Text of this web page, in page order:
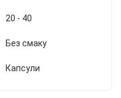
20 - 40
Без смаку
Капсули